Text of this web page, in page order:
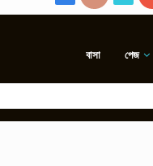
বাসা পেজ